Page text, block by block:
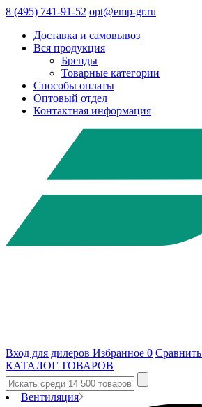
8 (495) 741-91-52 opt@emp-gr.ru
Доставка и самовывоз
Вся продукция
Бренды
Товарные категории
Способы оплаты
Оптовый отдел
Контактная информация
Вход для дилеров Избранное 0 Сравнить
КАТАЛОГ ТОВАРОВ
Вентиляция